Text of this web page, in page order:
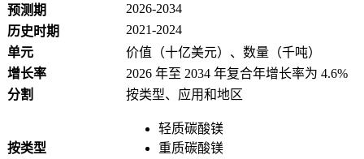
预测期
2026-2034
历史时期
2021-2024
单元
价值（十亿美元）、数量（千吨）
增长率
2026 年至 2034 年复合年增长率为 4.6%
分割
按类型、应用和地区
按类型
轻质碳酸镁
重质碳酸镁